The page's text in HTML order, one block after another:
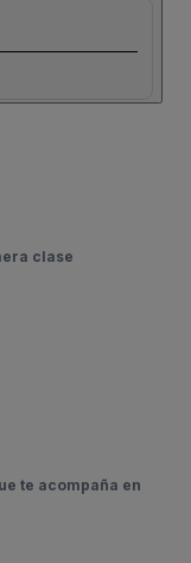
clase
te acompaña en